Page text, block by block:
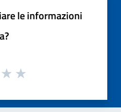
le informazioni